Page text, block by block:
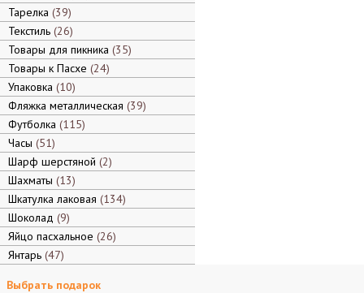
Тарелка 39
Текстиль 26
Товары для пикника 35
Товары к Пасхе 24
Упаковка 10
Фляжка металлическая 39
Футболка 115
Часы 51
Шарф шерстяной 2
Шахматы 13
Шкатулка лаковая 134
Шоколад 9
Яйцо пасхальное 26
Янтарь 47
Выбрать подарок